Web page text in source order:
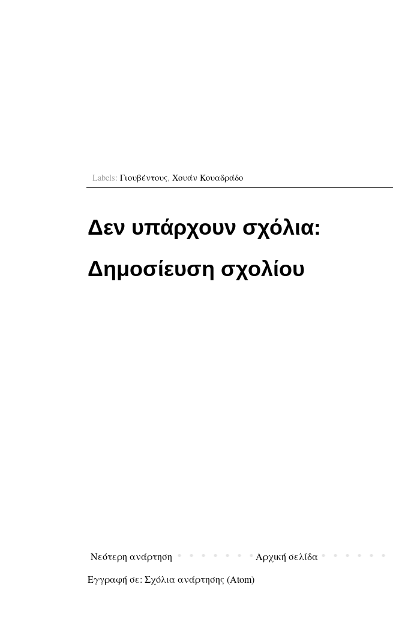
Labels: Γιουβέντους, Χουάν Κουαδράδο
Δεν υπάρχουν σχόλια:
Δημοσίευση σχολίου
Νεότερη ανάρτηση
Αρχική σελίδα
Εγγραφή σε: Σχόλια ανάρτησης (Atom)